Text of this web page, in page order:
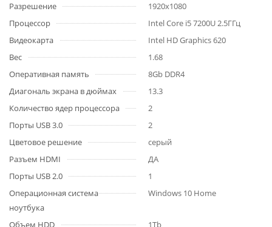
Разрешение
1920x1080
Процессор
Intel Core i5 7200U 2.5ГГц
Видеокарта
Intel HD Graphics 620
Вес
1.68
Оперативная память
8Gb DDR4
Диагональ экрана в дюймах
13.3
Количество ядер процессора
2
Порты USB 3.0
2
Цветовое решение
серый
Разъем HDMI
ДА
Порты USB 2.0
1
Операционная система
ноутбука
Windows 10 Home
Объем HDD 1Tb